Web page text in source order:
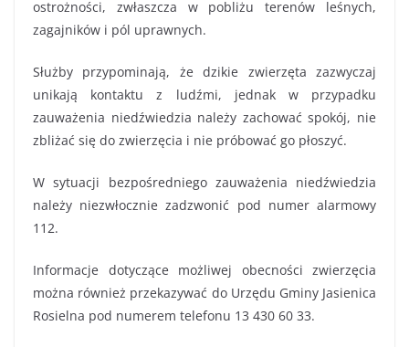
ostrożności, zwłaszcza w pobliżu terenów leśnych,
zagajników i pól uprawnych.
Służby przypominają, że dzikie zwierzęta zazwyczaj
unikają kontaktu z ludźmi, jednak w przypadku
zauważenia niedźwiedzia należy zachować spokój, nie
zbliżać się do zwierzęcia i nie próbować go płoszyć.
W sytuacji bezpośredniego zauważenia niedźwiedzia
należy niezwłocznie zadzwonić pod numer alarmowy
112.
Informacje dotyczące możliwej obecności zwierzęcia
można również przekazywać do Urzędu Gminy Jasienica
Rosielna pod numerem telefonu 13 430 60 33.